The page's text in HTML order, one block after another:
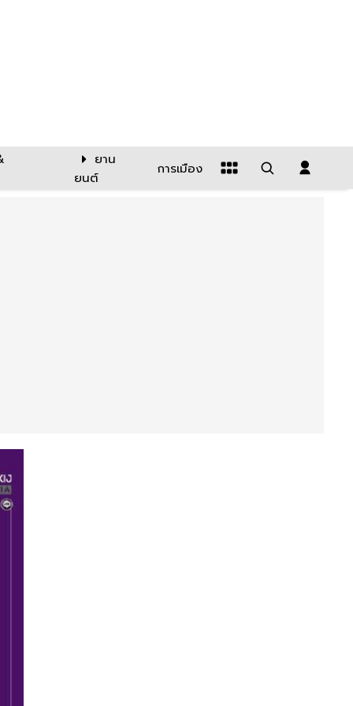
ยาน
ยนต์
การเมือง